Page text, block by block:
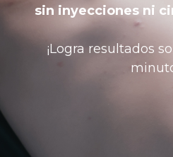
sin inyecciones ni
¡Logra resultados